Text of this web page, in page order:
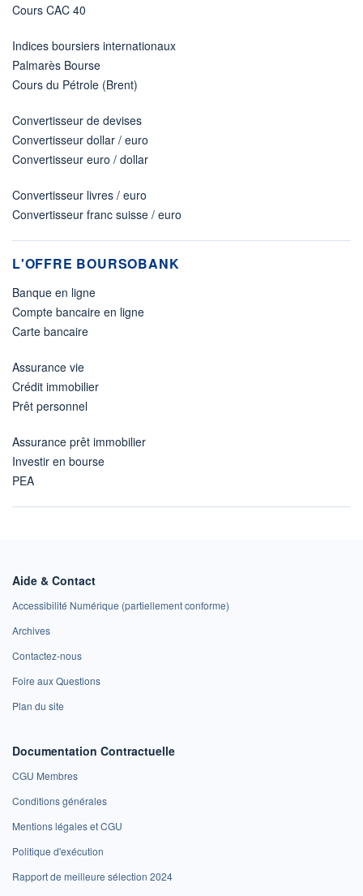
Cours CAC 40
Indices boursiers internationaux
Palmarès Bourse
Cours du Pétrole (Brent)
Convertisseur de devises
Convertisseur dollar / euro
Convertisseur euro / dollar
Convertisseur livres / euro
Convertisseur franc suisse / euro
L'OFFRE BOURSOBANK
Banque en ligne
Compte bancaire en ligne
Carte bancaire
Assurance vie
Crédit immobilier
Prêt personnel
Assurance prêt immobilier
Investir en bourse
PEA
Aide & Contact
Accessibilité Numérique (partiellement conforme)
Archives
Contactez-nous
Foire aux Questions
Plan du site
Documentation Contractuelle
CGU Membres
Conditions générales
Mentions légales et CGU
Politique d'exécution
Rapport de meilleure sélection 2024